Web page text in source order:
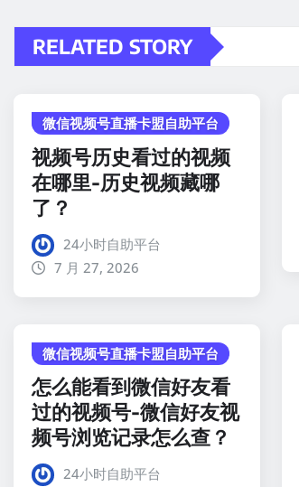
RELATED STORY
微信视频号直播卡盟自助平台
视频号历史看过的视频
在哪里-历史视频藏哪
了？
24小时自助平台
7 月 27, 2026
微信视频号直播卡盟自助平台
怎么能看到微信好友看
过的视频号-微信好友视
频号浏览记录怎么查？
24小时自助平台